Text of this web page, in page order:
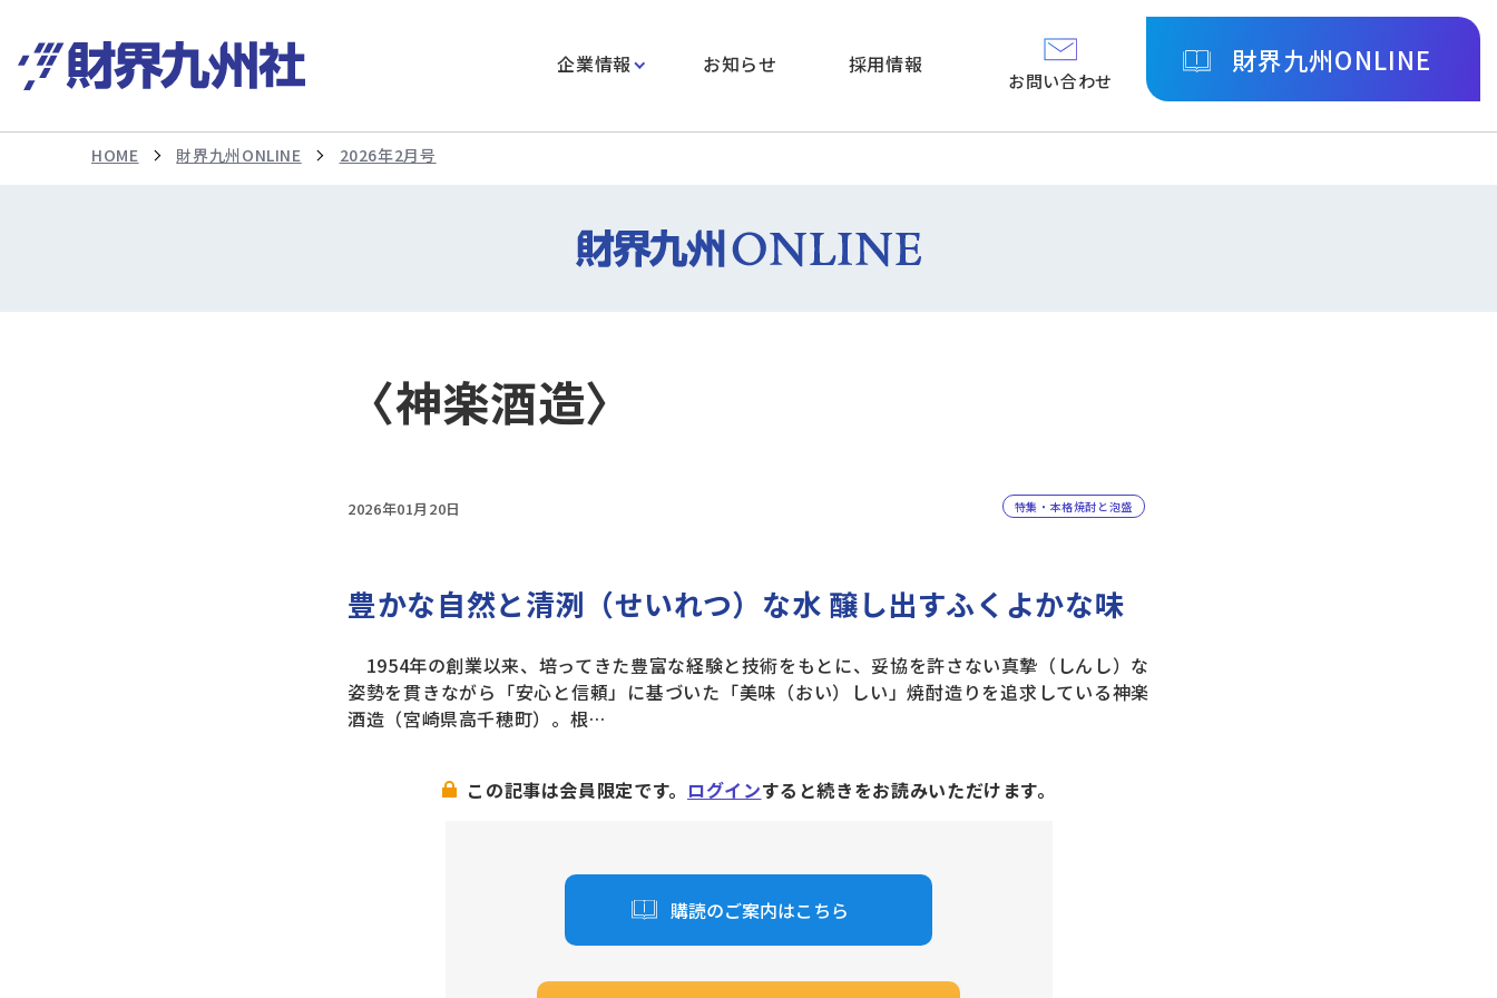
企業情報 お知らせ 採用情報
お問い合わせ
財界九州ONLINE
HOME 財界九州ONLINE 2026年2月号
〈神楽酒造〉
2026年01月20日 特集・本格焼酎と泡盛
豊かな自然と清洌（せいれつ）な水 醸し出すふくよかな味
1954年の創業以来、培ってきた豊富な経験と技術をもとに、妥協を許さない真摯（しんし）な
姿勢を貫きながら「安心と信頼」に基づいた「美味（おい）しい」焼酎造りを追求している神楽
酒造（宮崎県高千穂町）。根…
この記事は会員限定です。 ログインすると続きをお読みいただけます。
購読のご案内はこちら